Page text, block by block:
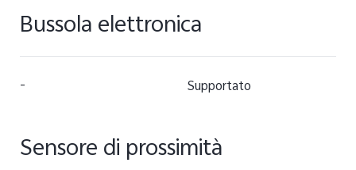
Bussola elettronica
- Supportato
Sensore di prossimità